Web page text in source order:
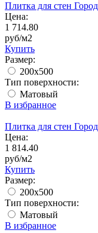
Плитка для стен
Цена:
1 714.80
руб/м2
Купить
Размер:
200x500
Тип поверхности:
Матовый
В избранное
Плитка для стен
Цена:
1 814.40
руб/м2
Купить
Размер:
200x500
Тип поверхности:
Матовый
В избранное